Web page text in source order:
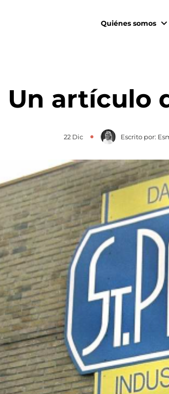
Quiénes somos
Un artículo
22 Dic Escrito por: